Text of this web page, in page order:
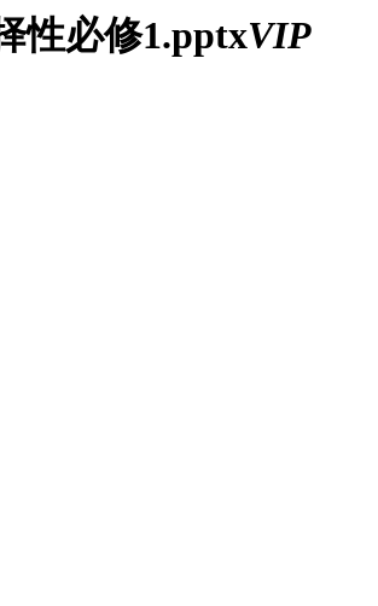
性必修1.pptxVIP